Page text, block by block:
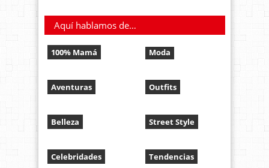
Aquí hablamos de…
100% Mamá
Aventuras
Belleza
Celebridades
Moda
Outfits
Street Style
Tendencias